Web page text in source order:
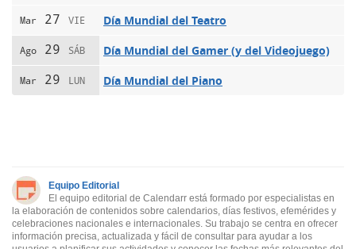
Mar 27 VIE Día Mundial del Teatro
Ago 29 SÁB Día Mundial del Gamer (y del Videojuego)
Mar 29 LUN Día Mundial del Piano
Equipo Editorial
El equipo editorial de Calendarr está formado por especialistas en
la elaboración de contenidos sobre calendarios, días festivos, efemérides y
celebraciones nacionales e internacionales. Su trabajo se centra en ofrecer
información precisa, actualizada y fácil de consultar para ayudar a los